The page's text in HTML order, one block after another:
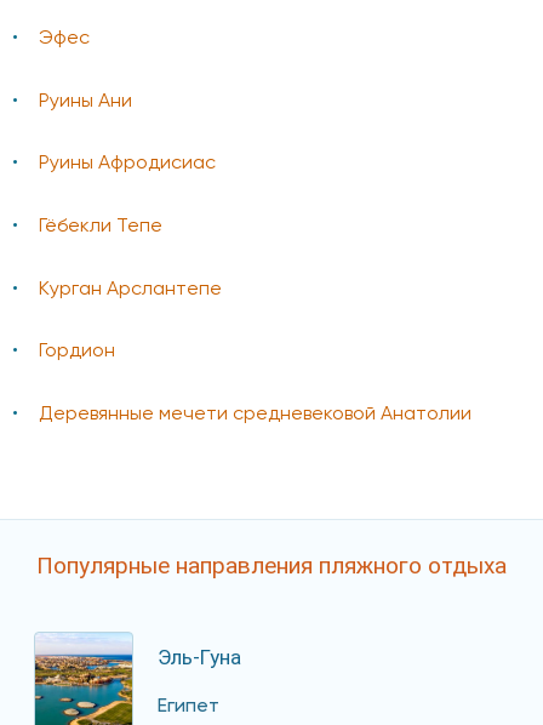
Эфес
Руины Ани
Руины Афродисиас
Гёбекли Тепе
Курган Арслантепе
Гордион
Деревянные мечети средневековой Анатолии
Популярные направления пляжного отдыха
Эль-Гуна
Египет